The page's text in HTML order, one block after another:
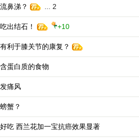
鼻涕？ 2
出结石！ +10
利于膝关节的康复？
蛋白质的食物
痛风
蟹？
吃 西兰花加一宝抗癌效果显著